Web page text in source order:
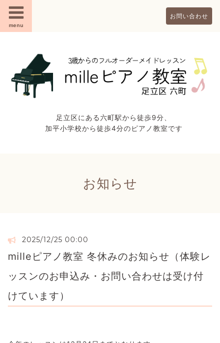
menu
お問い合わせ
足立区にある六町駅から徒歩9分、
加平小学校から徒歩4分のピアノ教室です
お知らせ
2025/12/25 00:00
milleピアノ教室 冬休みのお知らせ（体験レ
ッスンのお申込み・お問い合わせは受け付
けています）